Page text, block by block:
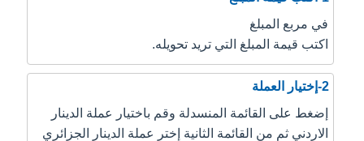
في مربع المبلغ
اكتب قيمة المبلغ التي تريد تحويله.
2-إختيار العملة
إضغط على القائمة المنسدلة وقم باختيار عملة الدينار
الاردني ثم من القائمة الثانية إختر عملة الدينار الجزائري